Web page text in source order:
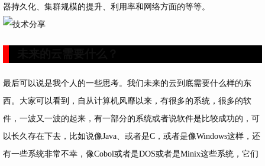
器持久化、集群规模的提升、利用率和网络方面的等等。
最后可以说是我个人的一些思考。我们未来的云到底需要什么样的东
西。大家可以看到，自从计算机风靡以来，有很多的系统，很多的软
件，一波又一波的起来，有一部分的系统或者说软件是比较成功的，可
以长久存在下去，比如说像Java、或者是C，或者是像Windows这样，还
有一些系统非常不幸，像Cobol或者是DOS或者是Minix这些系统，它们